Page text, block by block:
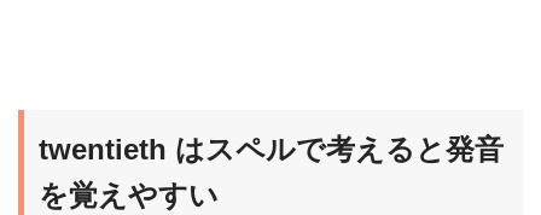
twentieth はスペルで考えると発音
を覚えやすい